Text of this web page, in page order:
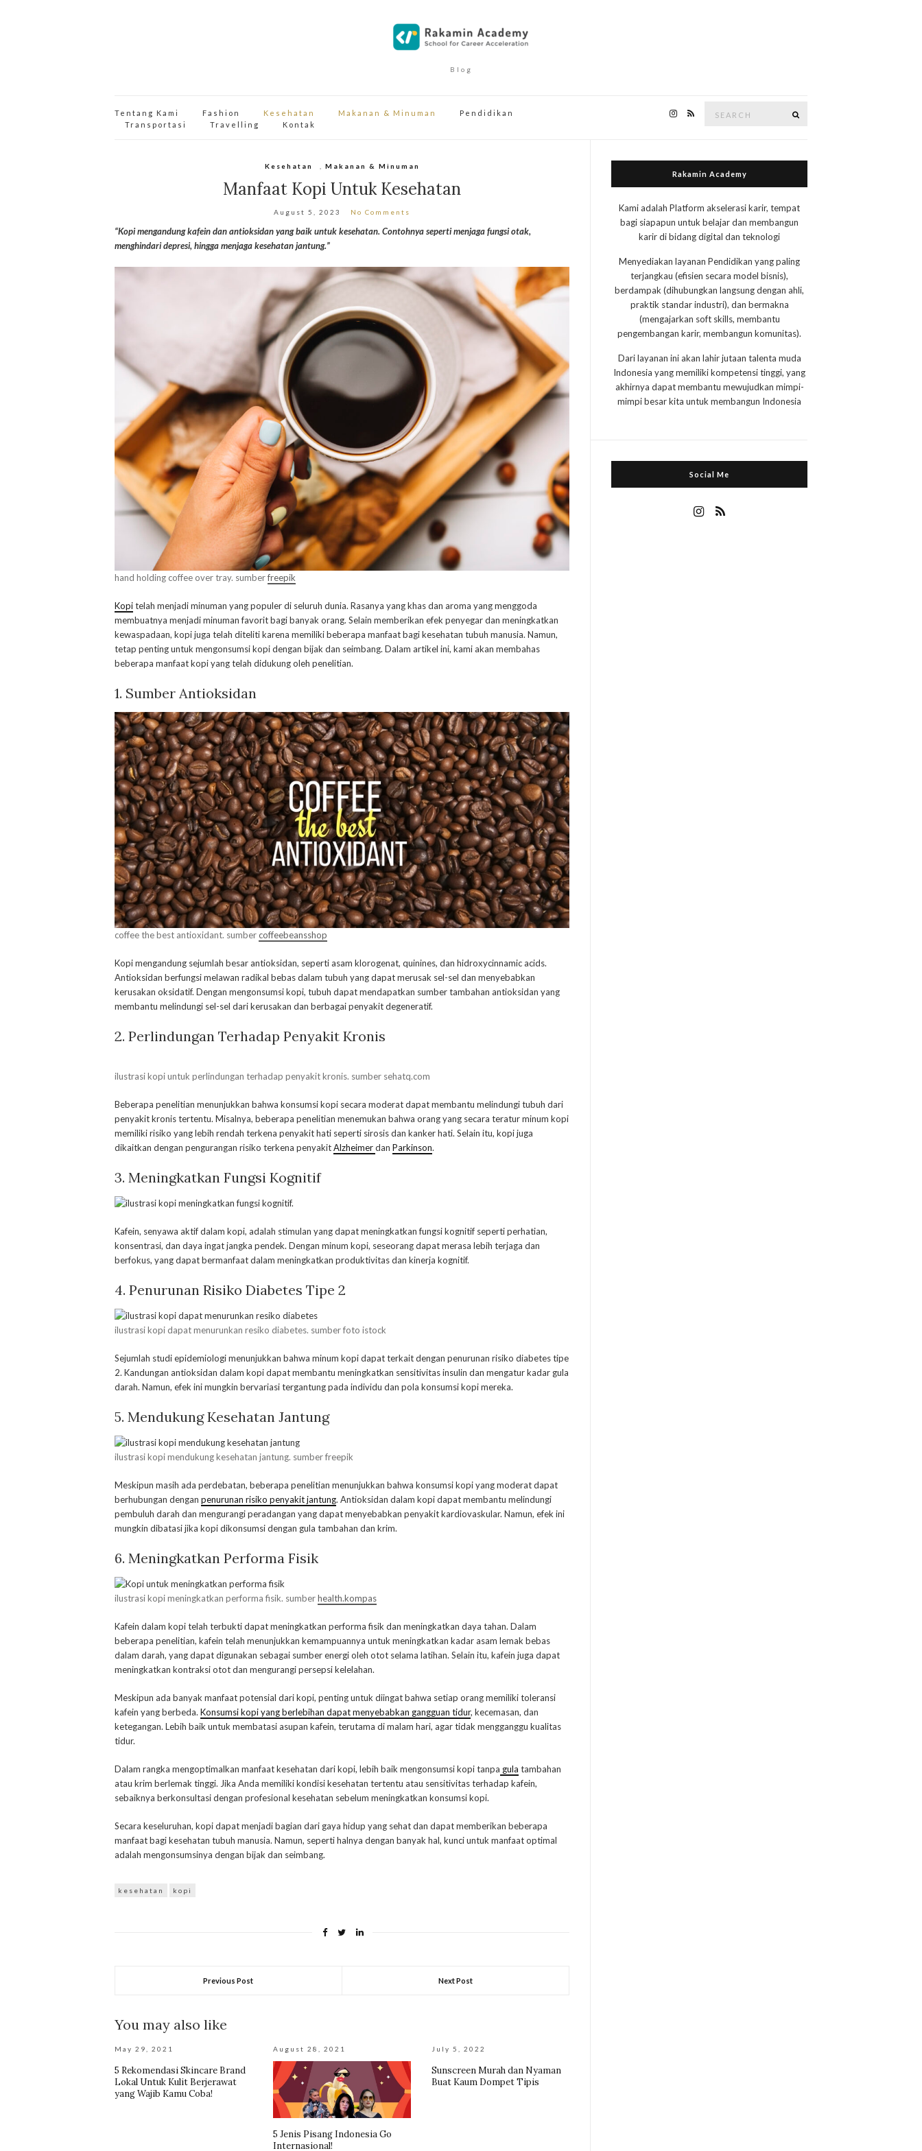
Blog
Tentang Kami Fashion Kesehatan Makanan & Minuman
Pendidikan
Transportasi
Travelling Kontak
Kesehatan Makanan & Minuman
Manfaat Kopi Untuk Kesehatan
August 5, 2023 No Comments
“Kopi mengandung kafein dan antioksidan yang baik untuk kesehatan. Contohnya seperti menjaga fungsi otak,
menghindari depresi, hingga menjaga kesehatan jantung.”
hand holding coffee over tray. sumberfreepik
Kopitelah menjadi minuman yang populer di seluruh dunia. Rasanya yang khas dan aroma yang menggoda
membuatnya menjadi minuman favorit bagi banyak orang. Selain memberikan efek penyegar dan meningkatkan
kewaspadaan, kopi juga telah diteliti karena memiliki beberapa manfaat bagi kesehatan tubuh manusia. Namun,
tetap penting untuk mengonsumsi kopi dengan bijak dan seimbang. Dalam artikel ini, kami akan membahas
beberapa manfaat kopi yang telah didukung oleh penelitian.
1. Sumber Antioksidan
coffee the best antioxidant. sumbercoffeebeansshop
Kopi mengandung sejumlah besar antioksidan, seperti asam klorogenat, quinines, dan hidroxycinnamic acids.
Antioksidan berfungsi melawan radikal bebas dalam tubuh yang dapat merusak sel-sel dan menyebabkan
kerusakan oksidatif. Dengan mengonsumsi kopi, tubuh dapat mendapatkan sumber tambahan antioksidan yang
membantu melindungi sel-sel dari kerusakan dan berbagai penyakit degeneratif.
2. Perlindungan Terhadap Penyakit Kronis
ilustrasi kopi untuk perlindungan terhadap penyakit kronis. sumber sehatq.com
Beberapa penelitian menunjukkan bahwa konsumsi kopi secara moderat dapat membantu melindungi tubuh dari
penyakit kronis tertentu. Misalnya, beberapa penelitian menemukan bahwa orang yang secara teratur minum kopi
memiliki risiko yang lebih rendah terkena penyakit hati seperti sirosis dan kanker hati. Selain itu, kopi juga
dikaitkan dengan pengurangan risiko terkena penyakitAlzheimerdan Parkinson.
3. Meningkatkan Fungsi Kognitif
Kafein, senyawa aktif dalam kopi, adalah stimulan yang dapat meningkatkan fungsi kognitif seperti perhatian,
konsentrasi, dan daya ingat jangka pendek. Dengan minum kopi, seseorang dapat merasa lebih terjaga dan
berfokus, yang dapat bermanfaat dalam meningkatkan produktivitas dan kinerja kognitif.
4. Penurunan Risiko Diabetes Tipe 2
ilustrasi kopi dapat menurunkan resiko diabetes. sumber foto istock
Sejumlah studi epidemiologi menunjukkan bahwa minum kopi dapat terkait dengan penurunan risiko diabetes tipe
2. Kandungan antioksidan dalam kopi dapat membantu meningkatkan sensitivitas insulin dan mengatur kadar gula
darah. Namun, efek ini mungkin bervariasi tergantung pada individu dan pola konsumsi kopi mereka.
5. Mendukung Kesehatan Jantung
ilustrasi kopi mendukung kesehatan jantung. sumber freepik
Meskipun masih ada perdebatan, beberapa penelitian menunjukkan bahwa konsumsi kopi yang moderat dapat
berhubungan dengan penurunan risiko penyakit jantung. Antioksidan dalam kopi dapat membantu melindungi
pembuluh darah dan mengurangi peradangan yang dapat menyebabkan penyakit kardiovaskular. Namun, efek ini
mungkin dibatasi jika kopi dikonsumsi dengan gula tambahan dan krim.
6. Meningkatkan Performa Fisik
ilustrasi kopi meningkatkan performa fisik. sumberhealth.kompas
Kafein dalam kopi telah terbukti dapat meningkatkan performa fisik dan meningkatkan daya tahan. Dalam
beberapa penelitian, kafein telah menunjukkan kemampuannya untuk meningkatkan kadar asam lemak bebas
dalam darah, yang dapat digunakan sebagai sumber energi oleh otot selama latihan. Selain itu, kafein juga dapat
meningkatkan kontraksi otot dan mengurangi persepsi kelelahan.
Meskipun ada banyak manfaat potensial dari kopi, penting untuk diingat bahwa setiap orang memiliki toleransi
kafein yang berbeda. Konsumsi kopi yang berlebihan dapat menyebabkan gangguan tidur, kecemasan, dan
ketegangan. Lebih baik untuk membatasi asupan kafein, terutama di malam hari, agar tidak mengganggu kualitas
tidur.
Dalam rangka mengoptimalkan manfaat kesehatan dari kopi, lebih baik mengonsumsi kopi tanpa gula tambahan
atau krim berlemak tinggi. Jika Anda memiliki kondisi kesehatan tertentu atau sensitivitas terhadap kafein,
sebaiknya berkonsultasi dengan profesional kesehatan sebelum meningkatkan konsumsi kopi.
Secara keseluruhan, kopi dapat menjadi bagian dari gaya hidup yang sehat dan dapat memberikan beberapa
manfaat bagi kesehatan tubuh manusia. Namun, seperti halnya dengan banyak hal, kunci untuk manfaat optimal
adalah mengonsumsinya dengan bijak dan seimbang.
kesehatan kopi
Previous Post Next Post
You may also like
May 29, 2021
5 Rekomendasi Skincare Brand
Lokal Untuk Kulit Berjerawat
yang Wajib Kamu Coba!
August 28, 2021
5 Jenis Pisang Indonesia Go
Internasional!
July 5, 2022
Sunscreen Murah dan Nyaman
Buat Kaum Dompet Tipis
Rakamin Academy
Kami adalah Platform akselerasi karir, tempat
bagi siapapun untuk belajar dan membangun
karir di bidang digital dan teknologi
Menyediakan layanan Pendidikan yang paling
terjangkau (efisien secara model bisnis),
berdampak (dihubungkan langsung dengan ahli,
praktik standar industri), dan bermakna
(mengajarkan soft skills, membantu
pengembangan karir, membangun komunitas).
Dari layanan ini akan lahir jutaan talenta muda
Indonesia yang memiliki kompetensi tinggi, yang
akhirnya dapat membantu mewujudkan mimpi-
mimpi besar kita untuk membangun Indonesia
Social Me